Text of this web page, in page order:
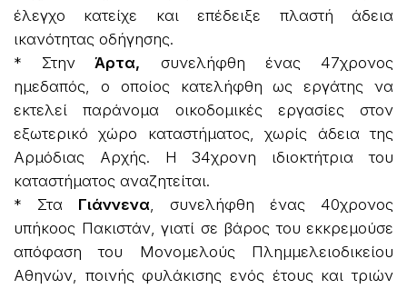
έλεγχο κατείχε και επέδειξε πλαστή άδεια
ικανότητας οδήγησης.
* Στην Άρτα, συνελήφθη ένας 47χρονος
ημεδαπός, ο οποίος κατελήφθη ως εργάτης να
εκτελεί παράνομα οικοδομικές εργασίες στον
εξωτερικό χώρο καταστήματος, χωρίς άδεια της
Αρμόδιας Αρχής. Η 34χρονη ιδιοκτήτρια του
καταστήματος αναζητείται.
* Στα Γιάννενα, συνελήφθη ένας 40χρονος
υπήκοος Πακιστάν, γιατί σε βάρος του εκκρεμούσε
απόφαση του Μονομελούς Πλημμελειοδικείου
Αθηνών, ποινής φυλάκισης ενός έτους και τριών